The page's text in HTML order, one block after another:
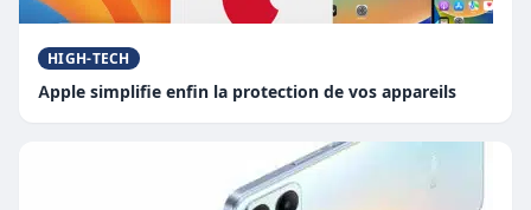
HIGH-TECH
Apple simplifie enfin la protection de vos appareils